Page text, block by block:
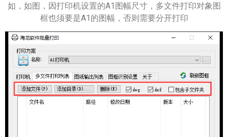
如，如图，因打印机设置的A1图幅尺寸，多文件打印对象图
框也须要是A1的图幅，否则需要分开打印